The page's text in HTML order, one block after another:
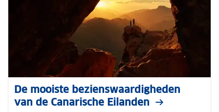
De mooiste bezienswaardigheden
van de Canarische Eilanden